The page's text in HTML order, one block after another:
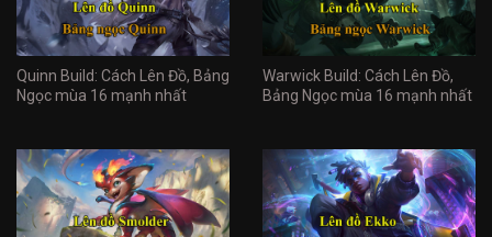
Quinn Build: Cách Lên Đồ, Bảng
Ngọc mùa 16 mạnh nhất
Warwick Build: Cách Lên Đồ,
Bảng Ngọc mùa 16 mạnh nhất